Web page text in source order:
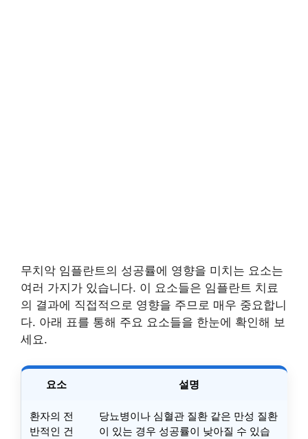
무치악 임플란트의 성공률에 영향을 미치는 요소는
여러 가지가 있습니다. 이 요소들은 임플란트 치료
의 결과에 직접적으로 영향을 주므로 매우 중요합니
다. 아래 표를 통해 주요 요소들을 한눈에 확인해 보
세요.
요소 설명
환자의 전
반적인 건
당뇨병이나 심혈관 질환 같은 만성 질환
이 있는 경우 성공률이 낮아질 수 있습